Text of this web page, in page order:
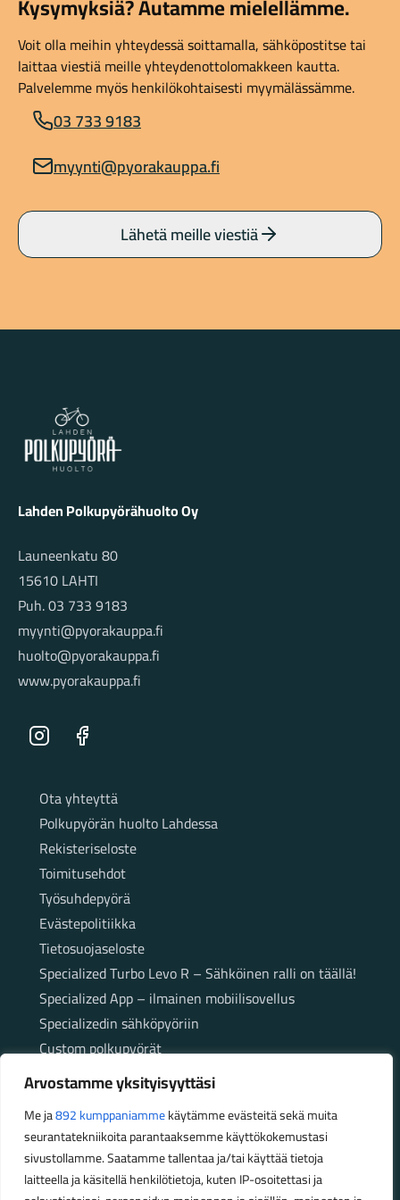
Arvostamme yksityisyyttäsi
Me ja892 kumppaniammekäytämme evästeitä sekä muita
seurantatekniikoita parantaaksemme käyttökokemustasi
sivustollamme. Saatamme tallentaa ja/tai käyttää tietoja
laitteella ja käsitellä henkilötietoja, kuten IP-osoitettasi ja
Voit olla meihin yhteydessä soittamalla, sähköpostitse tai
laittaa viestiä meille yhteydenottolomakkeen kautta.
Palvelemme myös henkilökohtaisesti myymälässämme.
03 733 9183
myynti@pyorakauppa.fi
Lähetä meille viestiä
Lahden Polkupyörähuolto - etusivulle
Lahden Polkupyörähuolto Oy
Launeenkatu 80
15610 LAHTI
Puh. 03 733 9183
myynti@pyorakauppa.fi
huolto@pyorakauppa.fi
www.pyorakauppa.fi
Instagram Facebook
SivutOta yhteyttä
Polkupyörän huolto Lahdessa
Rekisteriseloste
Toimitusehdot
Työsuhdepyörä
Evästepolitiikka
Tietosuojaseloste
Specialized Turbo Levo R – Sähköinen ralli on täällä!
Specialized App – ilmainen mobiilisovellus
Specializedin sähköpyöriin
Custom polkupyörät
Fatbikellä helppoa ja huoletonta etenemistä
maastossa
Aukioloajat
Talvikauden aukioloajat (1.10.2025 – 28.2.2026)